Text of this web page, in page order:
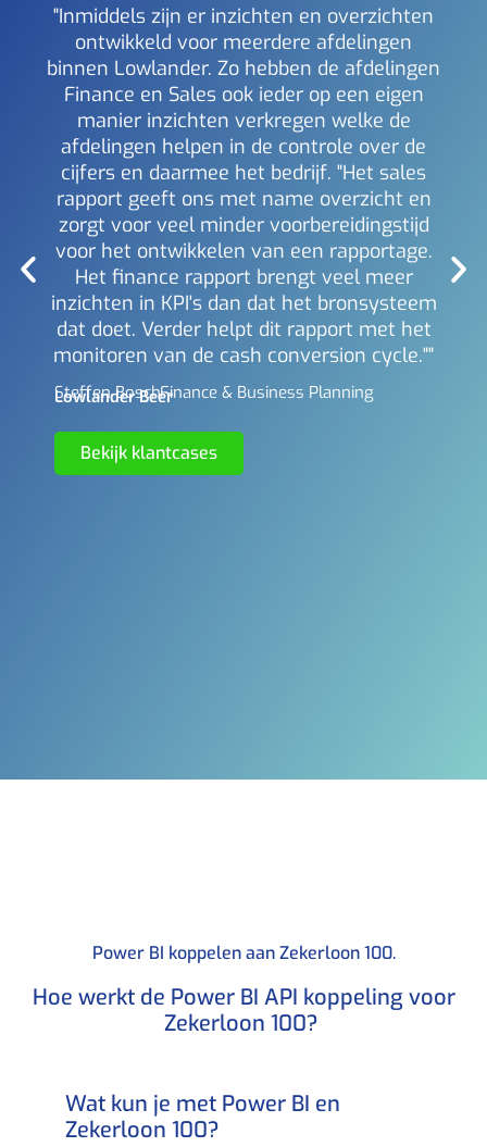
"Inmiddels zijn er inzichten en overzichten
ontwikkeld voor meerdere afdelingen
binnen Lowlander. Zo hebben de afdelingen
Finance en Sales ook ieder op een eigen
manier inzichten verkregen welke de
afdelingen helpen in de controle over de
cijfers en daarmee het bedrijf. "Het sales
rapport geeft ons met name overzicht en
zorgt voor veel minder voorbereidingstijd
voor het ontwikkelen van een rapportage.
Het finance rapport brengt veel meer
inzichten in KPI's dan dat het bronsysteem
dat doet. Verder helpt dit rapport met het
monitoren van de cash conversion cycle.""
Steffen Bosch -Finance & Business Planning
Lowlander Beer
Bekijk klantcases
Power BI koppelen aan Zekerloon 100.​
Hoe werkt de Power BI API koppeling voor
Zekerloon 100? ​
Wat kun je met Power BI en
Zekerloon 100?​